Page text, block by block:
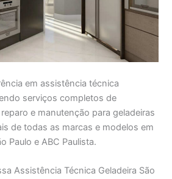
em assistência técnica
serviços completos de
e manutenção para geladeiras
de todas as marcas e modelos em
Paulo e ABC Paulista.
Assistência Técnica Geladeira São